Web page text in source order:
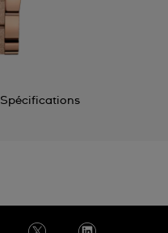
Spécifications